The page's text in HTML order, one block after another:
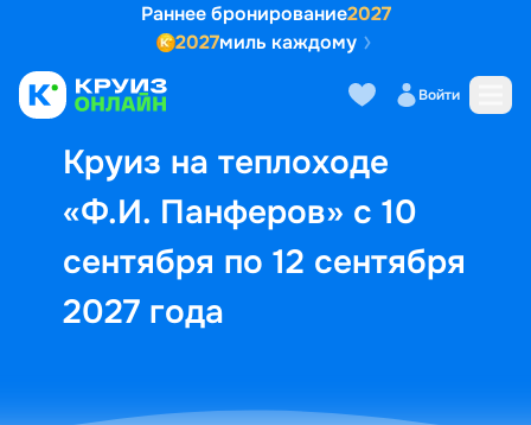
Раннее бронирование2027
2027миль каждому
Войти
Круиз на теплоходе
«Ф.И. Панферов» с 10
сентября по 12 сентября
2027 года
Выбор кают Маршрут и